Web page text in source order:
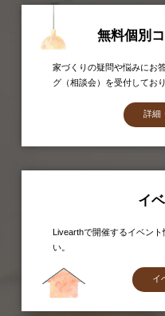
無料個別
家づくりの疑問や悩みにお
グ（相談会）を受付しており
詳細
イ
Livearthで開催するイベン
い。
イ